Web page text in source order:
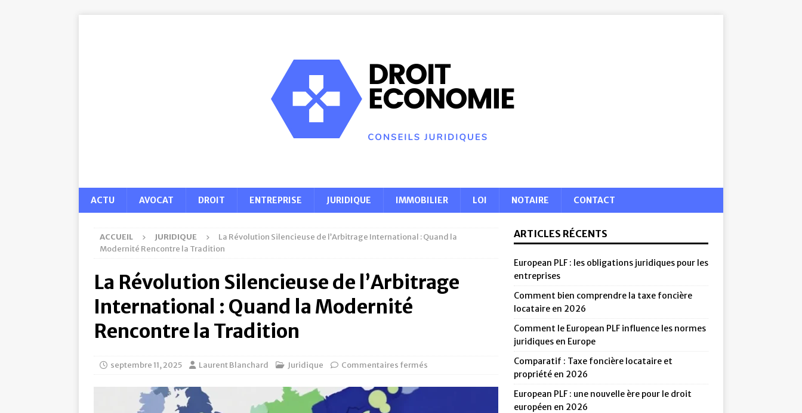
ACTU AVOCAT DROIT ENTREPRISE JURIDIQUE IMMOBILIER LOI NOTAIRE CONTACT
ACCUEIL JURIDIQUE
La Révolution Silencieuse de l’Arbitrage International : Quand la
Modernité Rencontre la Tradition
La Révolution Silencieuse de l’Arbitrage
International : Quand la Modernité
Rencontre la Tradition
septembre 11, 2025 Laurent Blanchard Juridique Commentaires fermés
ARTICLES RÉCENTS
European PLF : les obligations juridiques pour les
entreprises
Comment bien comprendre la taxe foncière
locataire en 2026
Comment le European PLF influence les normes
juridiques en Europe
Comparatif : Taxe foncière locataire et
propriété en 2026
European PLF : une nouvelle ère pour le droit
européen en 2026